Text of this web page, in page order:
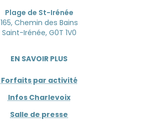
Plage de St-Irénée
165, Chemin des Bains
Saint-Irénée, G0T 1V0
EN SAVOIR PLUS
Forfaits par activité
Infos Charlevoix
Salle de presse